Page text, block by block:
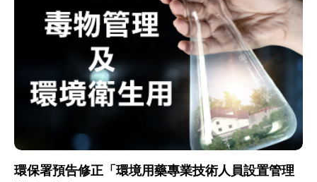
環保署預告修正「環境用藥專業技術人員設置管理